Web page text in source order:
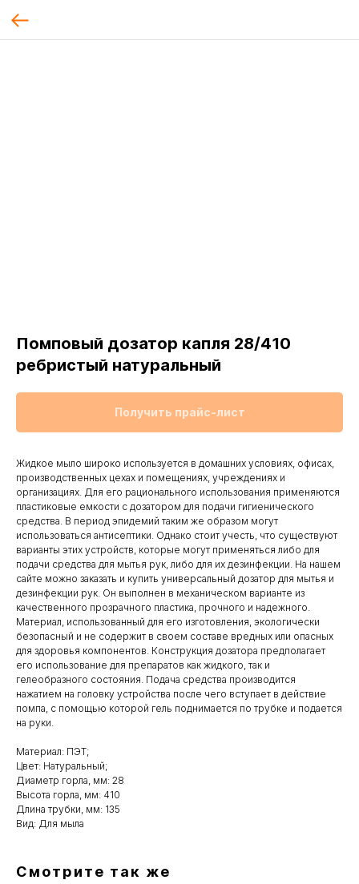
Помповый дозатор капля 28/410
ребристый натуральный
Получить прайс-лист
Жидкое мыло широко используется в домашних условиях, офисах,
производственных цехах и помещениях, учреждениях и
организациях. Для его рационального использования применяются
пластиковые емкости с дозатором для подачи гигиенического
средства. В период эпидемий таким же образом могут
использоваться антисептики. Однако стоит учесть, что существуют
варианты этих устройств, которые могут применяться либо для
подачи средства для мытья рук, либо для их дезинфекции. На нашем
сайте можно заказать и купить универсальный дозатор для мытья и
дезинфекции рук. Он выполнен в механическом варианте из
качественного прозрачного пластика, прочного и надежного.
Материал, использованный для его изготовления, экологически
безопасный и не содержит в своем составе вредных или опасных
для здоровья компонентов. Конструкция дозатора предполагает
его использование для препаратов как жидкого, так и
гелеобразного состояния. Подача средства производится
нажатием на головку устройства после чего вступает в действие
помпа, с помощью которой гель поднимается по трубке и подается
на руки.
Материал: ПЭТ;
Цвет: Натуральный;
Диаметр горла, мм: 28
Высота горла, мм: 410
Длина трубки, мм: 135
Вид: Для мыла
Смотрите так же